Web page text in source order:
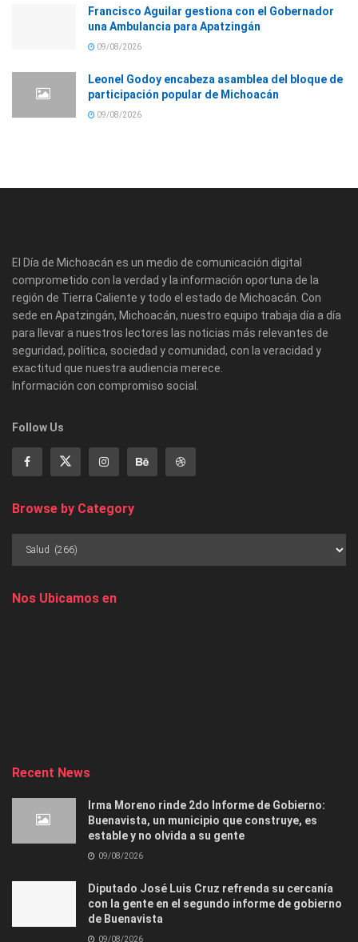
Francisco Aguilar gestiona con el Gobernador
una Ambulancia para Apatzingán
09/08/2026
Leonel Godoy encabeza asamblea del bloque de
participación popular de Michoacán
09/08/2026
El Día de Michoacán es un medio de comunicación digital
comprometido con la verdad y la información oportuna de la
región de Tierra Caliente y todo el estado de Michoacán. Con
sede en Apatzingán, Michoacán, nuestro equipo trabaja día a día
para llevar a nuestros lectores las noticias más relevantes de
seguridad, política, sociedad y comunidad, con la veracidad y
exactitud que nuestra audiencia merece.
Información con compromiso social.
Follow Us
Browse by Category
Nos Ubicamos en
Recent News
Irma Moreno rinde 2do Informe de Gobierno:
Buenavista, un municipio que construye, es
estable y no olvida a su gente
09/08/2026
Diputado José Luis Cruz refrenda su cercanía
con la gente en el segundo informe de gobierno
de Buenavista
09/08/2026